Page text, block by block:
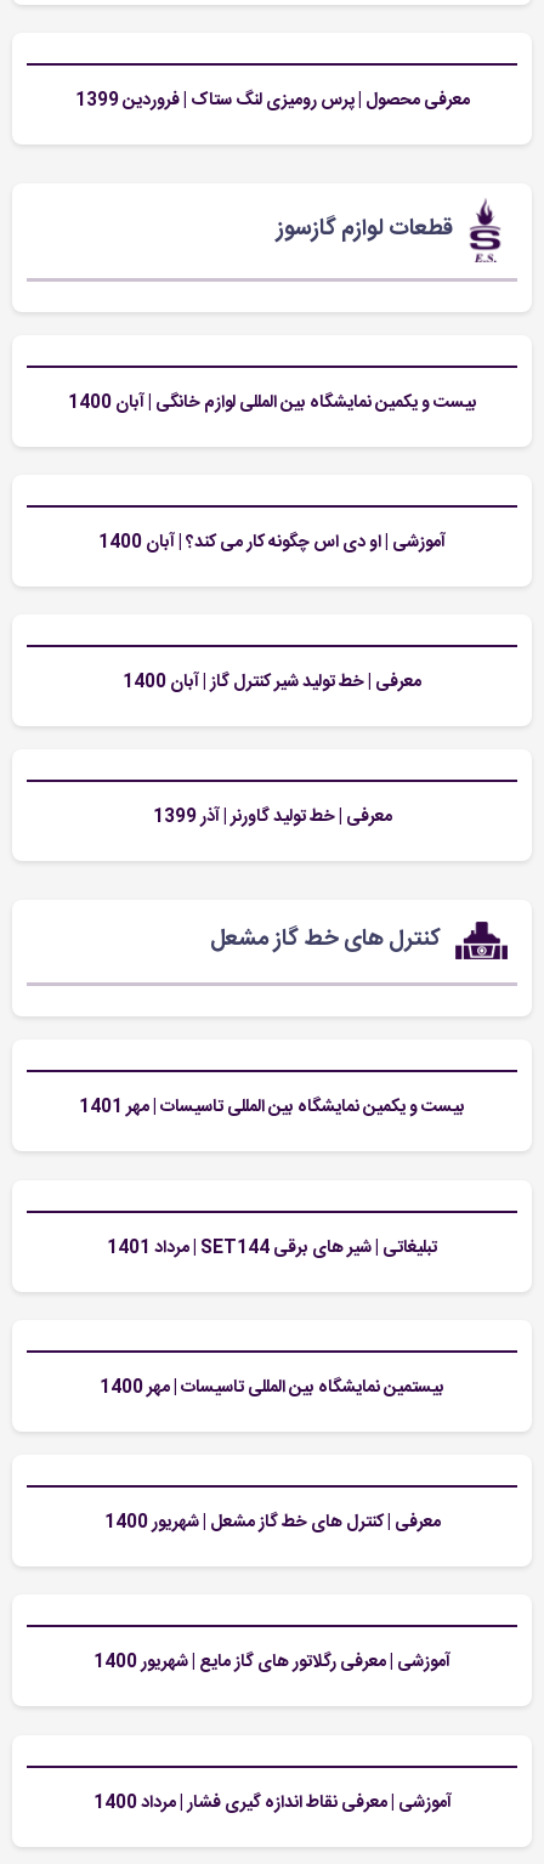
معرفی محصول | پرس رومیزی لنگ ستاک | فروردین 1399
قطعات لوازم گازسوز
بیست و یکمین نمایشگاه بین المللی لوازم خانگی | آبان 1400
آموزشی | او دی اس چگونه کار می کند؟ | آبان 1400
معرفی | خط تولید شیر کنترل گاز | آبان 1400
معرفی | خط تولید گاورنر | آذر 1399
کنترل های خط گاز مشعل
بیست و یکمین نمایشگاه بین المللی تاسیسات | مهر 1401
تبلیغاتی | شیر های برقی SET144 | مرداد 1401
بیستمین نمایشگاه بین المللی تاسیسات | مهر 1400
معرفی | کنترل های خط گاز مشعل | شهریور 1400
آموزشی | معرفی رگلاتور های گاز مایع | شهریور 1400
آموزشی | معرفی نقاط اندازه گیری فشار | مرداد 1400